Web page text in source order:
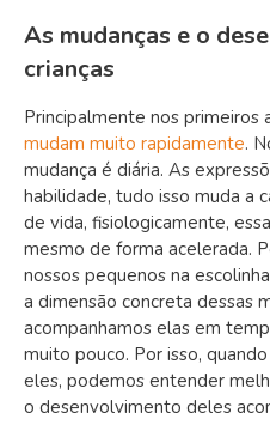
As mudanças e o
crianças
Principalmente nos primeiros
mudam muito rapidamente.
mudança é diária. As
habilidade, tudo isso muda a
de vida, fisiologicamente,
mesmo de forma acelerada.
nossos pequenos na
a dimensão concreta dessas
acompanhamos elas em
muito pouco. Por isso,
eles, podemos entender
o desenvolvimento deles